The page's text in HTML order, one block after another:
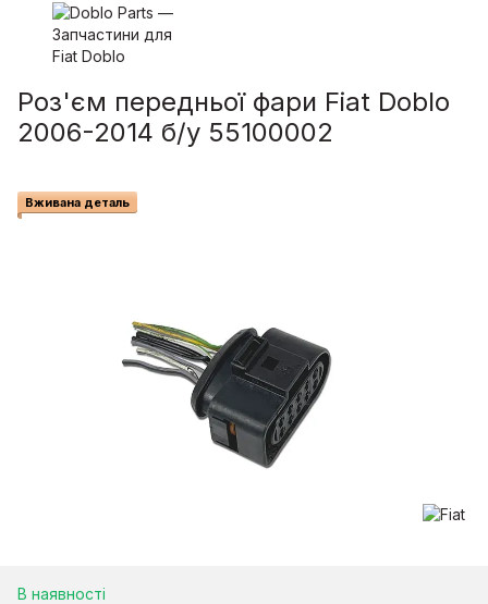
Роз'єм передньої фари Fiat Doblo
2006-2014 б/у 55100002
Вживана деталь
В наявності